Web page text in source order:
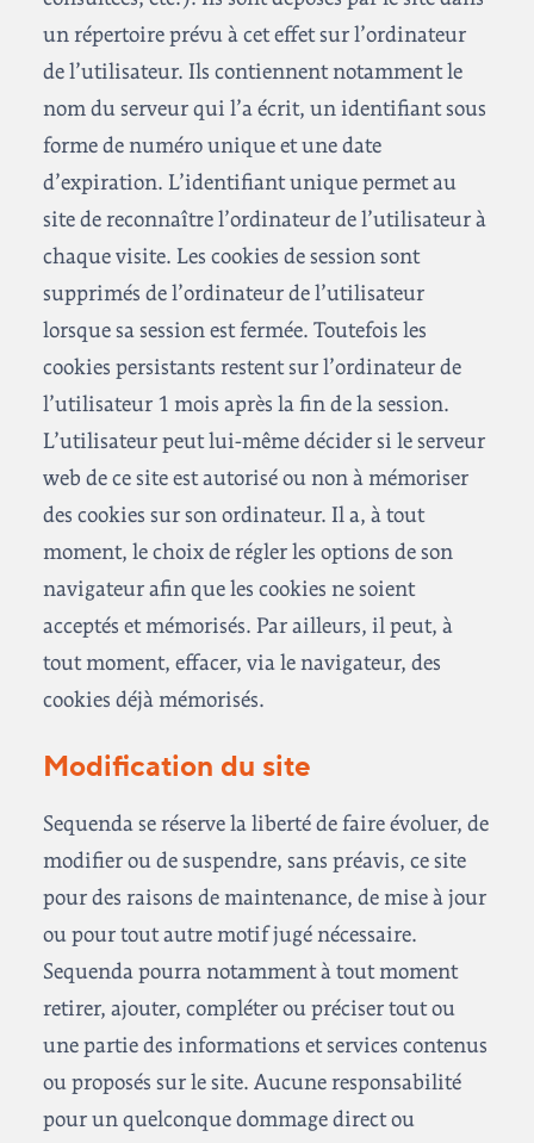
un répertoire prévu à cet effet sur l’ordinateur
de l’utilisateur. Ils contiennent notamment le
nom du serveur qui l’a écrit, un identifiant sous
forme de numéro unique et une date
d’expiration. L’identifiant unique permet au
site de reconnaître l’ordinateur de l’utilisateur à
chaque visite. Les cookies de session sont
supprimés de l’ordinateur de l’utilisateur
lorsque sa session est fermée. Toutefois les
cookies persistants restent sur l’ordinateur de
l’utilisateur 1 mois après la fin de la session.
L’utilisateur peut lui-même décider si le serveur
web de ce site est autorisé ou non à mémoriser
des cookies sur son ordinateur. Il a, à tout
moment, le choix de régler les options de son
navigateur afin que les cookies ne soient
acceptés et mémorisés. Par ailleurs, il peut, à
tout moment, effacer, via le navigateur, des
cookies déjà mémorisés.
Modification du site
Sequenda se réserve la liberté de faire évoluer, de
modifier ou de suspendre, sans préavis, ce site
pour des raisons de maintenance, de mise à jour
ou pour tout autre motif jugé nécessaire.
Sequenda pourra notamment à tout moment
retirer, ajouter, compléter ou préciser tout ou
une partie des informations et services contenus
ou proposés sur le site. Aucune responsabilité
pour un quelconque dommage direct ou